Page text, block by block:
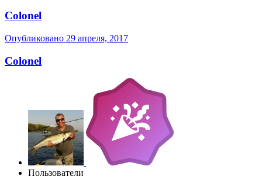
Colonel
Опубликовано 29 апреля, 2017
Colonel
Пользователи